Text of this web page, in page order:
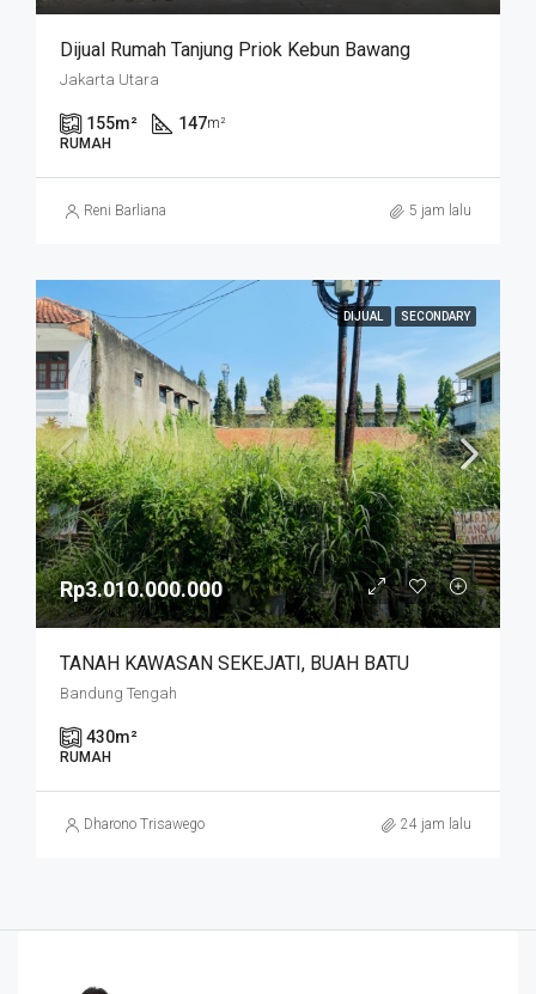
Dijual Rumah Tanjung Priok Kebun Bawang
Jakarta Utara
155m² 147m²
RUMAH
Reni Barliana 5 jam lalu
DIJUAL SECONDARY
Rp3.010.000.000
TANAH KAWASAN SEKEJATI, BUAH BATU
Bandung Tengah
430m²
RUMAH
Dharono Trisawego 24 jam lalu